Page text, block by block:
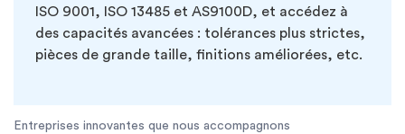
ISO 9001, ISO 13485 et AS9100D, et accédez à
des capacités avancées : tolérances plus strictes,
pièces de grande taille, finitions améliorées, etc.
Entreprises innovantes que nous accompagnons